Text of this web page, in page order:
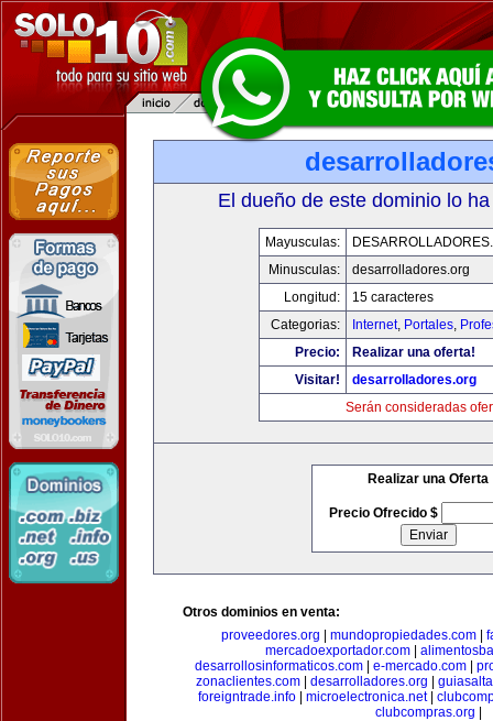
El dueño de este dominio lo
Mayusculas:
Minusculas:
desarrolladores.org
Longitud:
15 caracteres
Categorias:
Internet, Portales,
Precio:
Realizar una oferta!
Visitar!
desarrolladores.org
Serán consideradas
Realizar una Oferta
Precio Ofrecido $
Otros dominios en venta:
proveedores.org
mundopropiedades.com|
mercadoexportador.com|
desarrollosinformaticos.com| e-mercado.com|
zonaclientes.com| desarrolladores.org
foreigntrade.info
microelectronica.net|
clubcompras.org